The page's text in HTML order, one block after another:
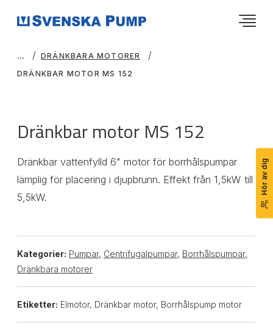
Hör av dig
DRÄNKBARA MOTORER
DRÄNKBAR MOTOR MS 152
Dränkbar motor MS 152
Dränkbar vattenfylld 6" motor för borrhålspumpar
lämplig för placering i djupbrunn. Effekt från 1,5kW till
5,5kW.
Kategorier: Pumpar, Centrifugalpumpar, Borrhålspumpar,
Dränkbara motorer
Etiketter: Elmotor, Dränkbar motor, Borrhålspump motor